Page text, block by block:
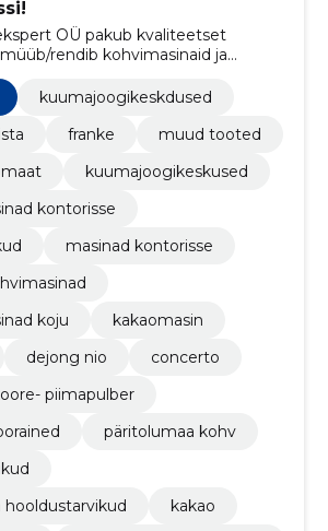
OÜ pakub kvaliteetset
rendib kohvimasinaid ja
kuumajoogikeskdused
franke
muud tooted
kuumajoogikeskused
kontorisse
masinad kontorisse
koju
kakaomasin
dejong nio
concerto
piimapulber
päritolumaa kohv
hooldustarvikud
kakao